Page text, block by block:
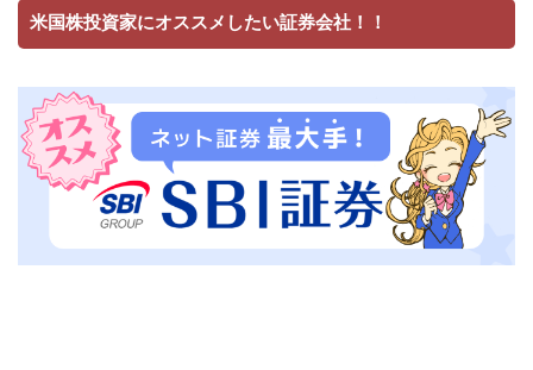
米国株投資家にオススメしたい証券会社！！